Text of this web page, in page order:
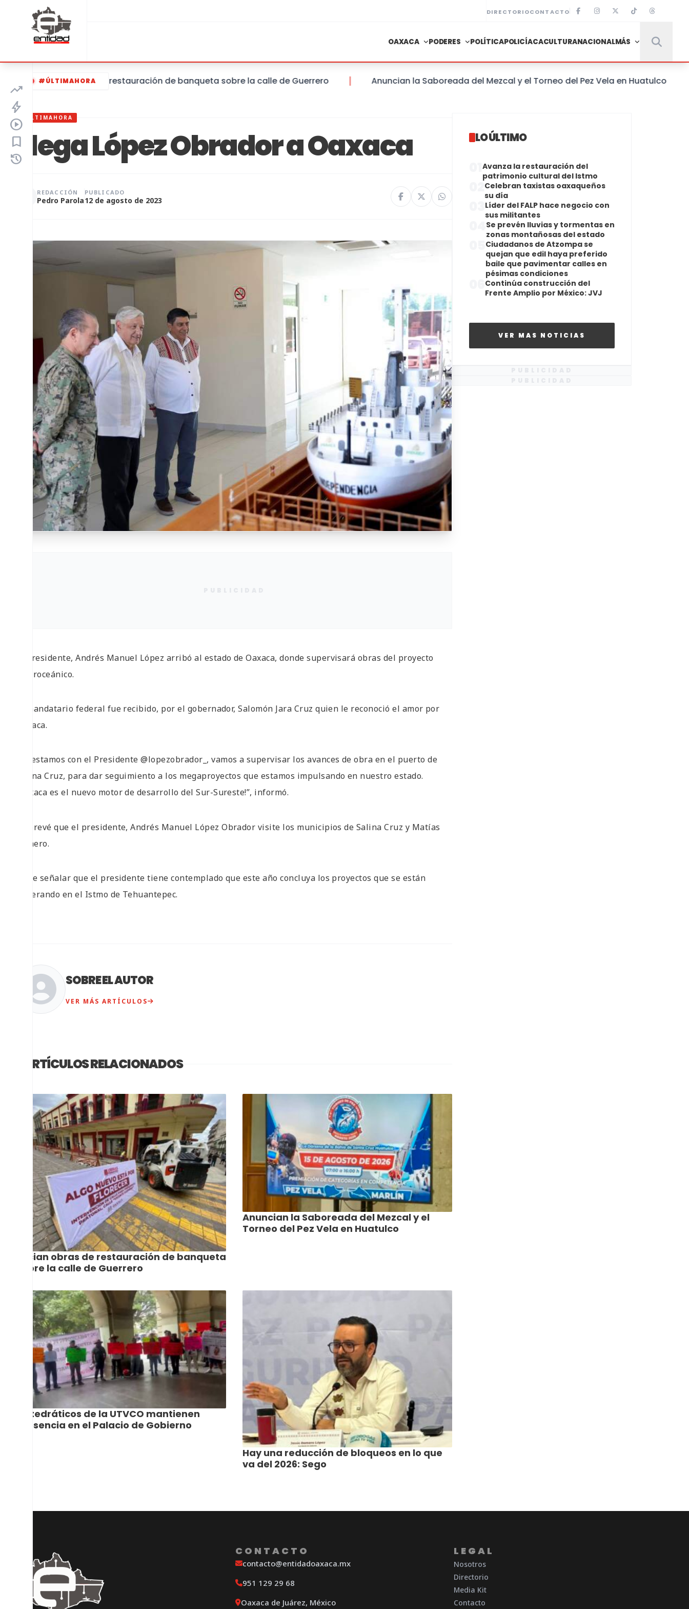
DIRECTORIOCONTACTO
OAXACA PODERES POLÍTICAPOLICÍACACULTURANACIONALMÁS
#ÚLTIMAHORA
Inician obras de restauración de banqueta sobre la calle de Guerrero Anuncian la Saboreada del Mezcal y el Torneo del Pez Vela en Huatulco
trending_up
bolt
play_circle
bookmark
history
#ÚLTIMAHORA
Llega López Obrador a Oaxaca
REDACCIÓN
Pedro Parola
PUBLICADO
12 de agosto de 2023
El presidente, Andrés Manuel López arribó al estado de Oaxaca, donde supervisará obras del proyecto
Interoceánico.
El mandatario federal fue recibido, por el gobernador, Salomón Jara Cruz quien le reconoció el amor por
Oaxaca.
“Ya estamos con el Presidente @lopezobrador_, vamos a supervisar los avances de obra en el puerto de
Salina Cruz, para dar seguimiento a los megaproyectos que estamos impulsando en nuestro estado.
¡Oaxaca es el nuevo motor de desarrollo del Sur-Sureste!”, informó.
Se prevé que el presidente, Andrés Manuel López Obrador visite los municipios de Salina Cruz y Matías
Romero.
Es de señalar que el presidente tiene contemplado que este año concluya los proyectos que se están
generando en el Istmo de Tehuantepec.
SOBRE EL AUTOR
VER MÁS ARTÍCULOS
ARTÍCULOS RELACIONADOS
Inician obras de restauración de banqueta
sobre la calle de Guerrero
Anuncian la Saboreada del Mezcal y el
Torneo del Pez Vela en Huatulco
Catedráticos de la UTVCO mantienen
presencia en el Palacio de Gobierno
Hay una reducción de bloqueos en lo que
va del 2026: Sego
LO ÚLTIMO
Avanza la restauración del
patrimonio cultural del Istmo
Celebran taxistas oaxaqueños
su día
Líder del FALP hace negocio con
sus militantes
Se prevén lluvias y tormentas en
zonas montañosas del estado
Ciudadanos de Atzompa se
quejan que edil haya preferido
baile que pavimentar calles en
pésimas condiciones
Continúa construcción del
Frente Amplio por México: JVJ
VER MAS NOTICIAS
CONTACTO
contacto@entidadoaxaca.mx
951 129 29 68
Oaxaca de Juárez, México
LEGAL
Nosotros
Directorio
Media Kit
Contacto